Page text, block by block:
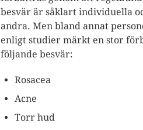
besvär är såklart individuella
andra. Men bland annat
enligt studier märkt en stor
följande besvär:
Rosacea
Acne
Torr hud